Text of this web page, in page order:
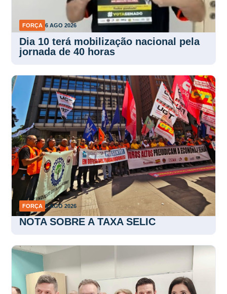
FORÇA 6 AGO 2026
Dia 10 terá mobilização nacional pela
jornada de 40 horas
FORÇA 5 AGO 2026
NOTA SOBRE A TAXA SELIC